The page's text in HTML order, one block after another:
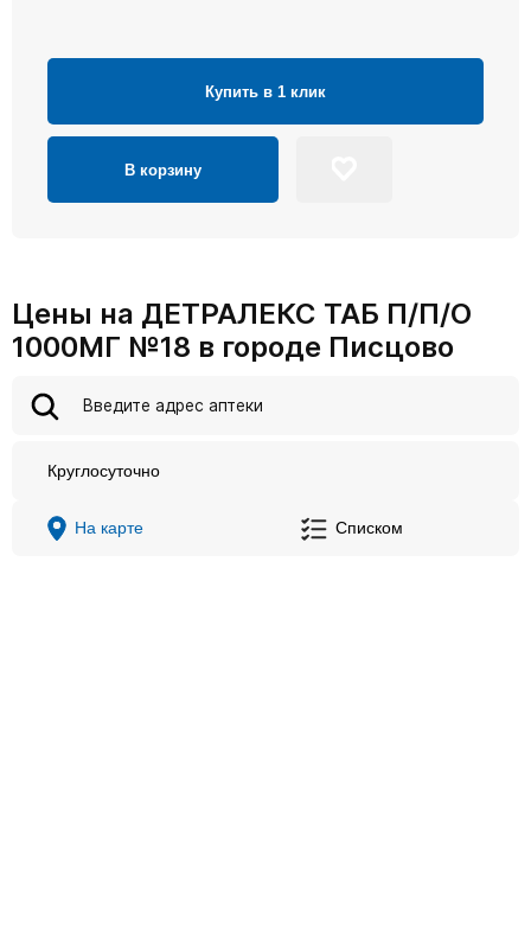
Купить в 1 клик
В корзину
Цены на ДЕТРАЛЕКС ТАБ П/П/О
1000МГ №18 в городе Писцово
Круглосуточно
На карте Списком